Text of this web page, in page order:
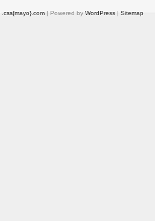
.css{mayo}.com| Powered byWordPress|Sitemap